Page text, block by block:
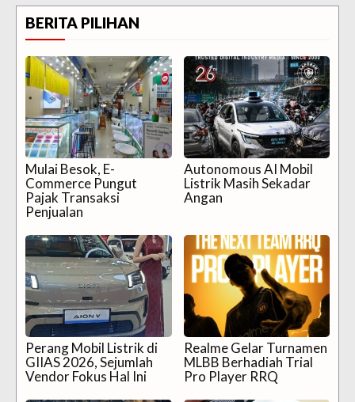
BERITA PILIHAN
Mulai Besok, E-
Commerce Pungut
Pajak Transaksi
Penjualan
Autonomous AI Mobil
Listrik Masih Sekadar
Angan
Perang Mobil Listrik di
GIIAS 2026, Sejumlah
Vendor Fokus Hal Ini
Realme Gelar Turnamen
MLBB Berhadiah Trial
Pro Player RRQ